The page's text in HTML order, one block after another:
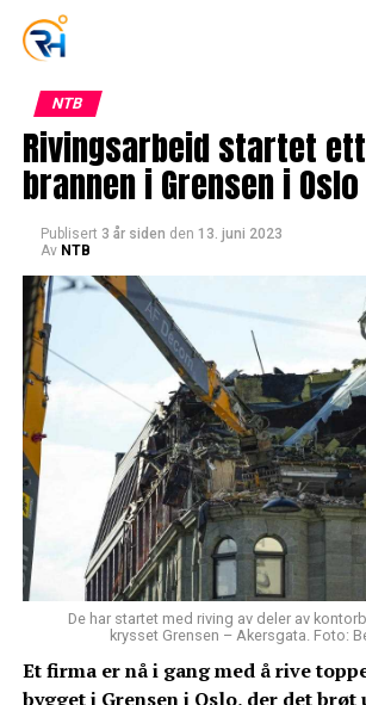
NTB
Rivingsarbeid startet
brannen i Grensen i Oslo
Publisert 3 år siden den 13. juni 2023
Av NTB
De har startet med riving av deler av
krysset Grensen – Akersgata. Foto:
Et firma er nå i gang med å rive
bygget i Grensen i Oslo, der det brøt